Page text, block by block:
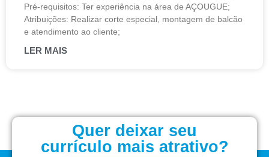
Pré-requisitos: Ter experiência na área de AÇOUGUE;
Atribuições: Realizar corte especial, montagem de balcão
e atendimento ao cliente;
LER MAIS
Quer deixar seu
currículo mais atrativo?